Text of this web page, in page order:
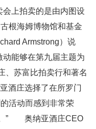
上拍卖的是由内图设
根海姆博物馆和基金
Armstrong）说
动能够在第九届主题为
、苏富比拍卖行和著名
酒庄选择了在所罗门
活动而感到非常荣
。” 奥纳亚酒庄CEO